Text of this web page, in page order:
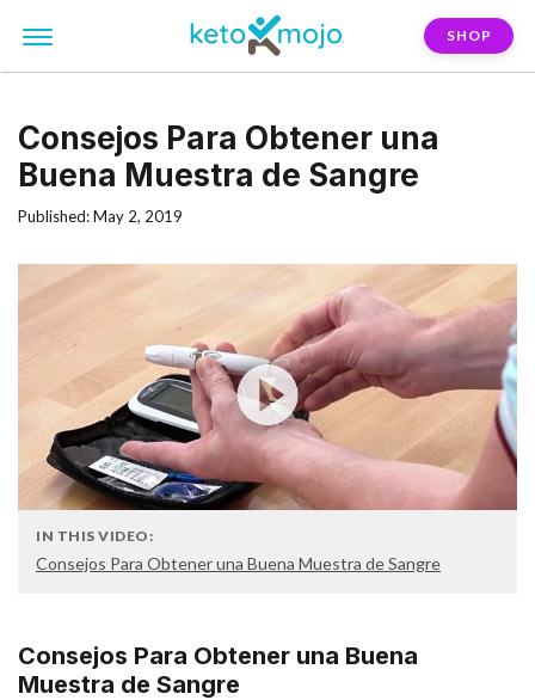
SHOP
Consejos Para Obtener una
Buena Muestra de Sangre
Published: May 2, 2019
IN THIS VIDEO:
Consejos Para Obtener una Buena Muestra de Sangre
Consejos Para Obtener una Buena
Muestra de Sangre